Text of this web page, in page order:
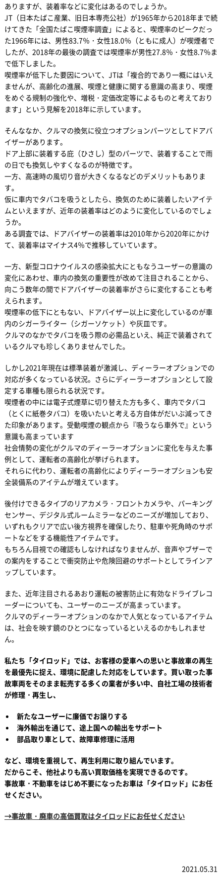
ありますが、装着率などに変化はあるのでしょうか。
JT（日本たばこ産業、旧日本専売公社）が1965年から2018年まで続
けてきた「全国たばこ喫煙率調査」によると、喫煙率のピークだっ
た1966年には、男性83.7％・女性18.0％（ともに成人）が喫煙者で
したが、2018年の最後の調査では喫煙率が男性27.8％・女性8.7％ま
で低下しました。
喫煙率が低下した要因について、JTは「複合的であり一概にはいえ
ませんが、高齢化の進展、喫煙と健康に関する意識の高まり、喫煙
をめぐる規制の強化や、増税・定価改定等によるものと考えており
ます」という見解を2018年に示しています。
そんななか、クルマの換気に役立つオプションパーツとしてドアバ
イザーがあります。
ドア上部に装着する庇（ひさし）型のパーツで、装着することで雨
の日でも換気しやすくなるのが特徴です。
一方、高速時の風切り音が大きくなるなどのデメリットもありま
す。
仮に車内でタバコを吸うとしたら、換気のために装着したいアイテ
ムといえますが、近年の装着率はどのように変化しているのでしょ
うか。
ある調査では、ドアバイザーの装着率は2010年から2020年にかけ
て、装着率はマイナス4％で推移していています。
一方、新型コロナウイルスの感染拡大にともなうユーザーの意識の
変化にあわせ、車内の換気の重要性が改めて注目されることから、
向こう数年の間でドアバイザーの装着率がさらに変化することも考
えられます。
喫煙率の低下にともない、ドアバイザー以上に変化しているのが車
内のシガーライター（シガーソケット）や灰皿です。
クルマのなかでタバコを吸う際の必需品といえ、純正で装着されて
いるクルマも珍しくありませんでした。
しかし2021年現在は標準装着が激減し、ディーラーオプションでの
対応が多くなっている状況。さらにディーラーオプションとして設
定する車種も限られる状況です。
喫煙者の中には電子式煙草に切り替えた方も多く、車内でタバコ
（とくに紙巻タバコ）を吸いたいと考える方自体がだいぶ減ってき
た印象があります。受動喫煙の観点から『吸うなら車外で』という
意識も高まっています
社会情勢の変化がクルマのディーラーオプションに変化を与えた事
例として、運転者の高齢化が挙げられます。
それらに代わり、運転者の高齢化によりディーラーオプションも安
全装備系のアイテムが増えています。
後付けできるタイプのリアカメラ・フロントカメラや、パーキング
センサー、デジタル式ルームミラーなどのニーズが増加しており、
いずれもクリアで広い後方視界を確保したり、駐車や死角時のサポ
ートなどをする機能性アイテムです。
もちろん目視での確認もしなければなりませんが、音声やブザーで
の案内をすることで衝突防止や危険回避のサポートとしてラインア
ップしています。
また、近年注目されるあおり運転の被害防止に有効なドライブレコ
ーダーについても、ユーザーのニーズが高まっています。
クルマのディーラーオプションのなかで人気となっているアイテム
は、社会を映す鏡のひとつになっているといえるのかもしれませ
ん。
私たち「タイロッド」では、お客様の愛車への思いと事故車の再生
を最優先に捉え、環境に配慮した対応をしています。買い取った事
故車両をそのまま転売する多くの業者が多い中、自社工場の技術者
が修理・再生し、
新たなユーザーに廉価でお譲りする
海外輸出を通じて、途上国への輸出をサポート
部品取り車として、故障車修理に活用
など、環境を重視して、再生利用に取り組んでいます。
だからこそ、他社よりも高い買取価格を実現できるのです。
事故車・不動車をはじめ不要になったお車は「タイロッド」にお任
せください。
→事故車・廃車の高価買取はタイロッドにお任せください
2021.05.31